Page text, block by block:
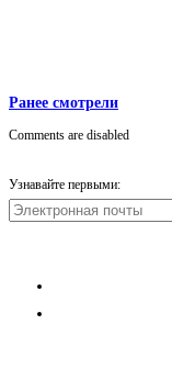
Ранее смотрели
Comments are disabled
Узнавайте первыми: